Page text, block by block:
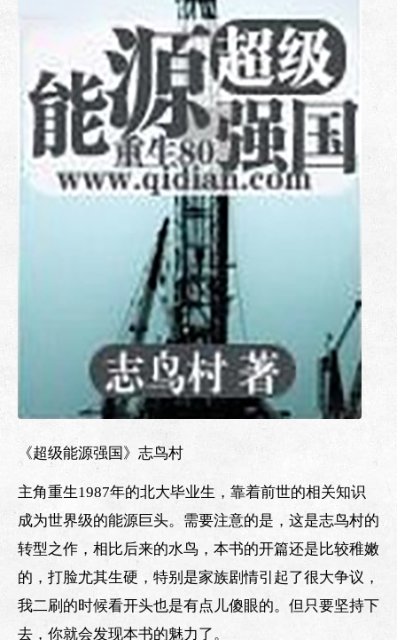
《超级能源强国》志鸟村
主角重生1987年的北大毕业生，靠着前世的相关知识
成为世界级的能源巨头。需要注意的是，这是志鸟村的
转型之作，相比后来的水鸟，本书的开篇还是比较稚嫩
的，打脸尤其生硬，特别是家族剧情引起了很大争议，
我二刷的时候看开头也是有点儿傻眼的。但只要坚持下
去，你就会发现本书的魅力了。